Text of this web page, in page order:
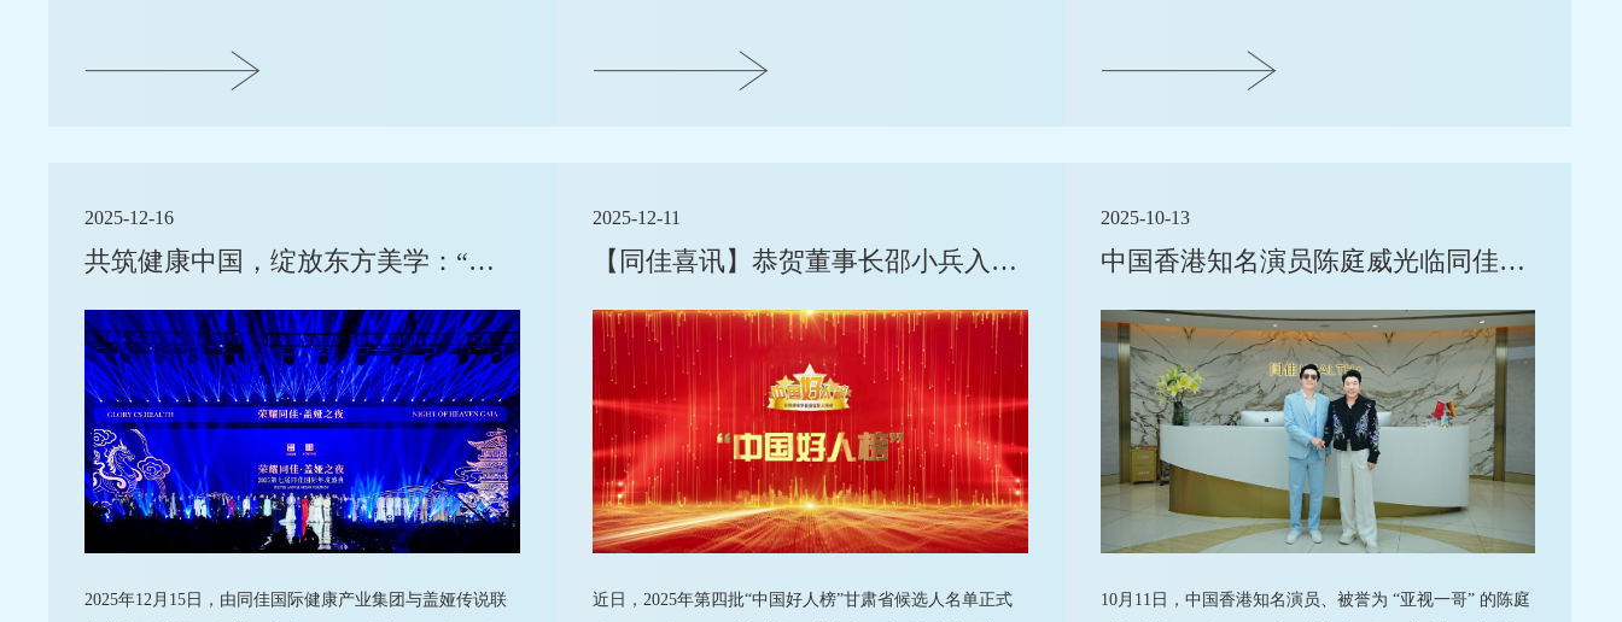
2025-12-16
共筑健康中国，绽放东方美学：“荣耀同佳·盖娅之夜”璀璨启幕
2025年12月15日，由同佳国际健康产业集团与盖娅传说联
2025-12-11
【同佳喜讯】恭贺董事长邵小兵入选“中国好人榜”甘肃省候选人！
近日，2025年第四批“中国好人榜”甘肃省候选人名单正式
2025-10-13
中国香港知名演员陈庭威光临同佳国际健康深圳中心
10月11日，中国香港知名演员、被誉为 “亚视一哥” 的陈庭